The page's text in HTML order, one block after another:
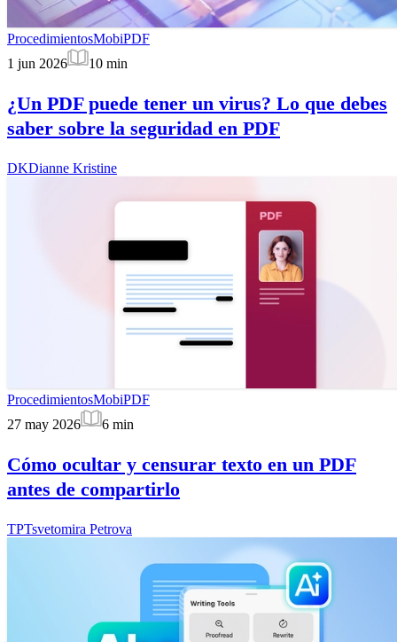
ProcedimientosMobiPDF
1 jun 2026
10 min
¿Un PDF puede tener un virus? Lo que debes
saber sobre la seguridad en PDF
DKDianne Kristine
ProcedimientosMobiPDF
27 may 2026
6 min
Cómo ocultar y censurar texto en un PDF
antes de compartirlo
TPTsvetomira Petrova